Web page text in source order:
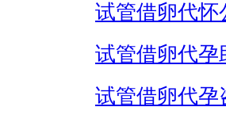
试管借卵代怀
试管借卵代孕
试管借卵代孕